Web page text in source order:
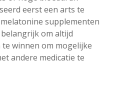
eerst een arts te
supplementen
om altijd
winnen om mogelijke
andere medicatie te